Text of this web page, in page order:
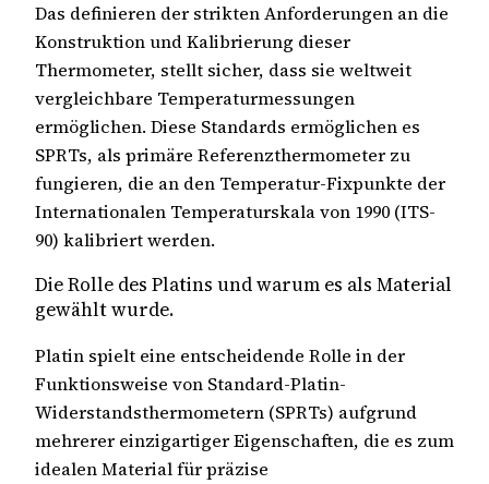
Das definieren der strikten Anforderungen an die
Konstruktion und Kalibrierung dieser
Thermometer, stellt sicher, dass sie weltweit
vergleichbare Temperaturmessungen
ermöglichen. Diese Standards ermöglichen es
SPRTs, als primäre Referenzthermometer zu
fungieren, die an den Temperatur-Fixpunkte der
Internationalen Temperaturskala von 1990 (ITS-
90) kalibriert werden.
Die Rolle des Platins und warum es als Material
gewählt wurde.
Platin spielt eine entscheidende Rolle in der
Funktionsweise von Standard-Platin-
Widerstandsthermometern (SPRTs) aufgrund
mehrerer einzigartiger Eigenschaften, die es zum
idealen Material für präzise